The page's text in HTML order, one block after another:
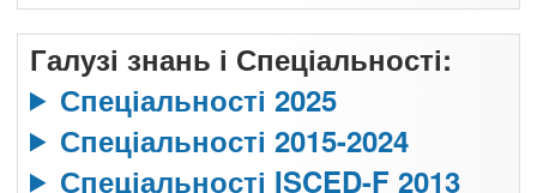
Галузі знань і Спеціальності:
Спеціальності 2025
Спеціальності 2015-2024
Спеціальності ISCED-F 2013